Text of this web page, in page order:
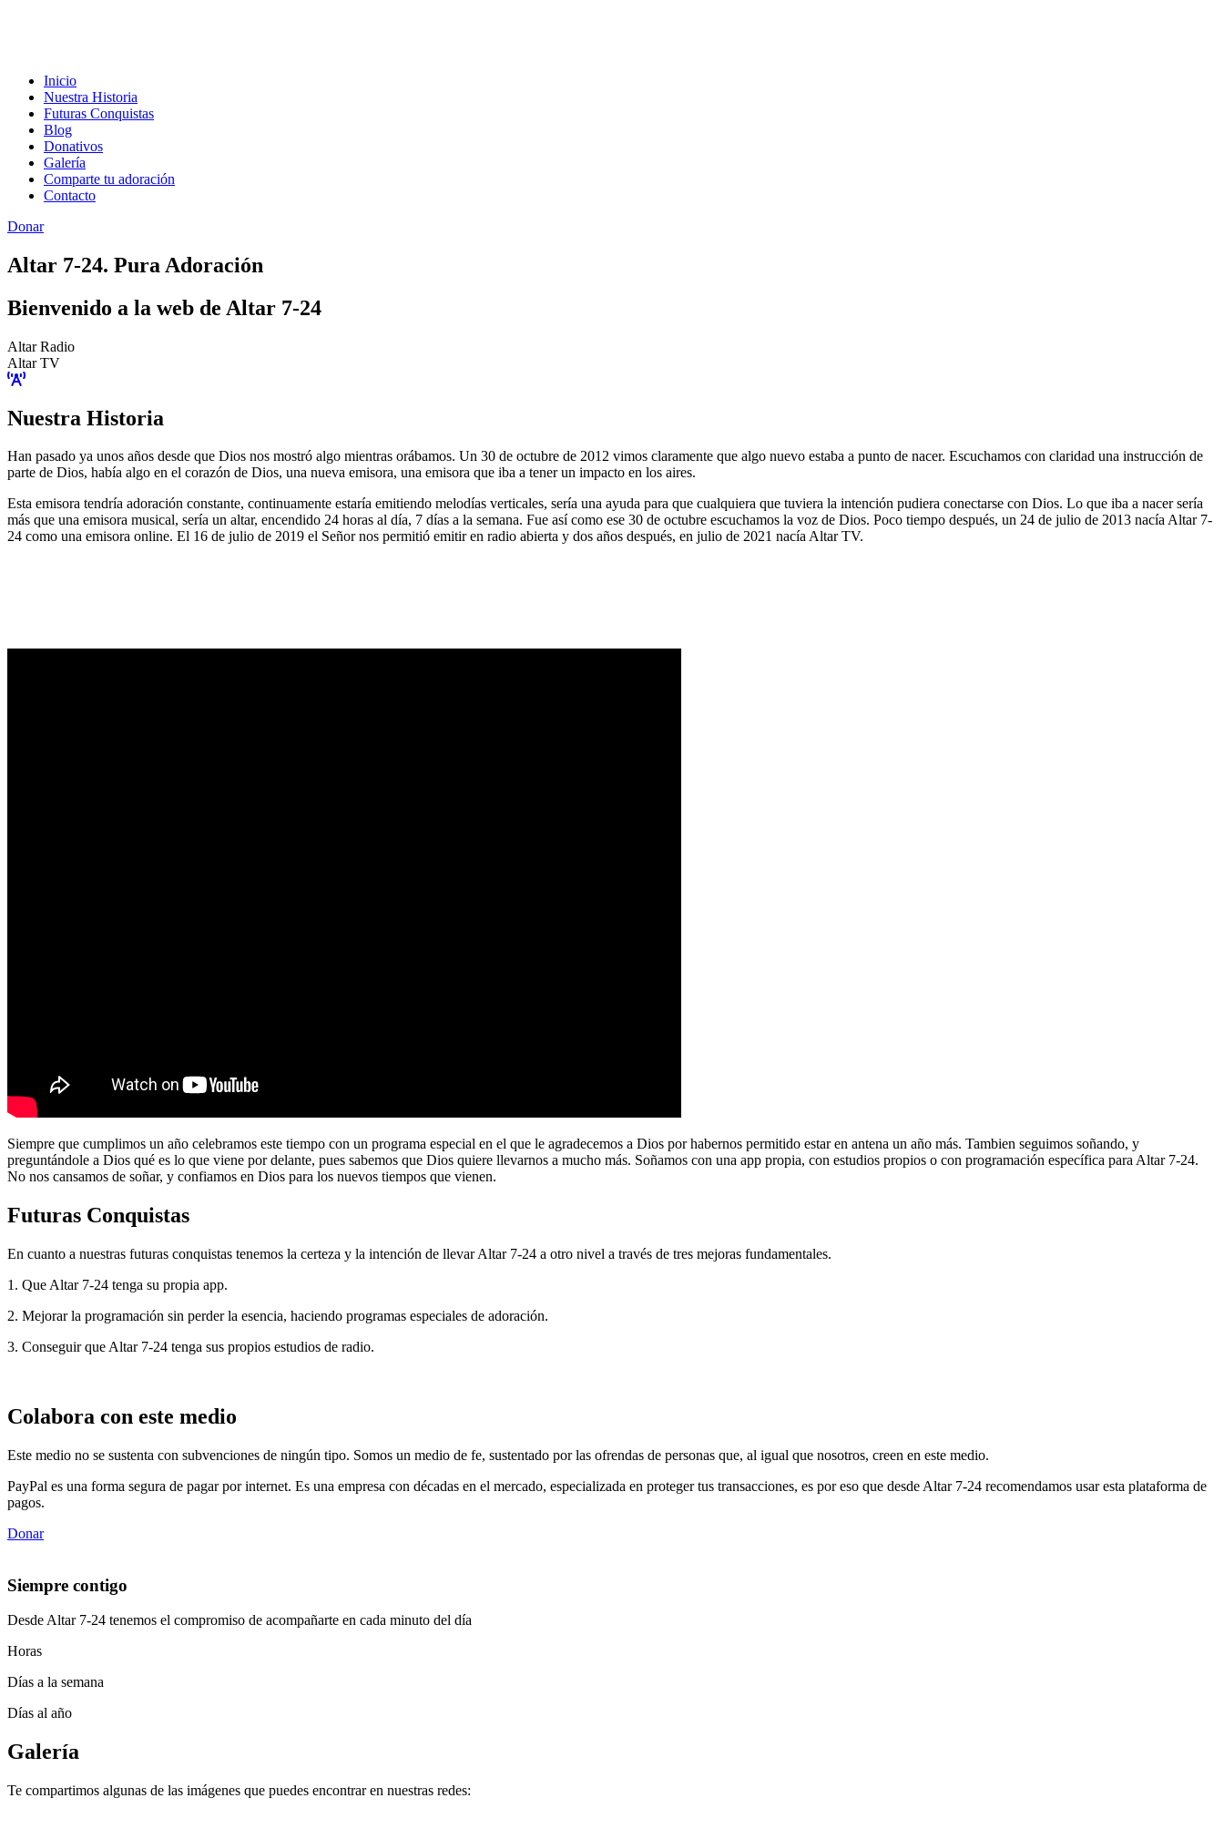
Inicio
Nuestra Historia
Futuras Conquistas
Blog
Donativos
Galería
Comparte tu adoración
Contacto
Donar
Altar 7-24. Pura Adoración
Bienvenido a la web de Altar 7-24
Altar Radio
Altar TV
Nuestra Historia
Han pasado ya unos años desde que Dios nos mostró algo mientras orábamos. Un 30 de octubre de 2012 vimos claramente que algo nuevo estaba a punto de nacer. Escuchamos con claridad una instrucción de
parte de Dios, había algo en el corazón de Dios, una nueva emisora, una emisora que iba a tener un impacto en los aires.
Esta emisora tendría adoración constante, continuamente estaría emitiendo melodías verticales, sería una ayuda para que cualquiera que tuviera la intención pudiera conectarse con Dios. Lo que iba a nacer sería
más que una emisora musical, sería un altar, encendido 24 horas al día, 7 días a la semana. Fue así como ese 30 de octubre escuchamos la voz de Dios. Poco tiempo después, un 24 de julio de 2013 nacía Altar 7-
24 como una emisora online. El 16 de julio de 2019 el Señor nos permitió emitir en radio abierta y dos años después, en julio de 2021 nacía Altar TV.
Siempre que cumplimos un año celebramos este tiempo con un programa especial en el que le agradecemos a Dios por habernos permitido estar en antena un año más. Tambien seguimos soñando, y
preguntándole a Dios qué es lo que viene por delante, pues sabemos que Dios quiere llevarnos a mucho más. Soñamos con una app propia, con estudios propios o con programación específica para Altar 7-24.
No nos cansamos de soñar, y confiamos en Dios para los nuevos tiempos que vienen.
Futuras Conquistas
En cuanto a nuestras futuras conquistas tenemos la certeza y la intención de llevar Altar 7-24 a otro nivel a través de tres mejoras fundamentales.
1. Que Altar 7-24 tenga su propia app.
2. Mejorar la programación sin perder la esencia, haciendo programas especiales de adoración.
3. Conseguir que Altar 7-24 tenga sus propios estudios de radio.
Colabora con este medio
Este medio no se sustenta con subvenciones de ningún tipo. Somos un medio de fe, sustentado por las ofrendas de personas que, al igual que nosotros, creen en este medio.
PayPal es una forma segura de pagar por internet. Es una empresa con décadas en el mercado, especializada en proteger tus transacciones, es por eso que desde Altar 7-24 recomendamos usar esta plataforma de
pagos.
Donar
Siempre contigo
Desde Altar 7-24 tenemos el compromiso de acompañarte en cada minuto del día
Horas
Días a la semana
Días al año
Galería
Te compartimos algunas de las imágenes que puedes encontrar en nuestras redes: